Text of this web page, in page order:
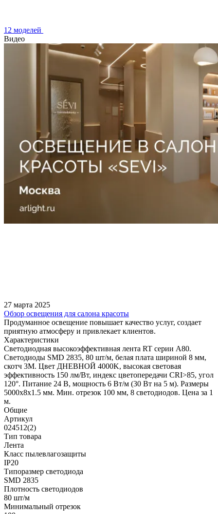
12 моделей
Видео
27 марта 2025
Обзор освещения для салона красоты
Продуманное освещение повышает качество услуг, создает
приятную атмосферу и привлекает клиентов.
Характеристики
Светодиодная высокоэффективная лента RT серии A80.
Светодиоды SMD 2835, 80 шт/м, белая плата шириной 8 мм,
скотч 3M. Цвет ДНЕВНОЙ 4000K, высокая световая
эффективность 150 лм/Вт, индекс цветопередачи CRI>85, угол
120°. Питание 24 В, мощность 6 Вт/м (30 Вт на 5 м). Размеры
5000x8x1.5 мм. Мин. отрезок 100 мм, 8 светодиодов. Цена за 1
м.
Общие
Артикул
024512(2)
Тип товара
Лента
Класс пылевлагозащиты
IP20
Типоразмер светодиода
SMD 2835
Плотность светодиодов
80 шт/м
Минимальный отрезок